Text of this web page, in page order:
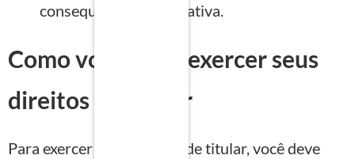
consequências da negativa.
Como você pode exercer seus
direitos de titular
Para exercer seus direitos de titular, você deve